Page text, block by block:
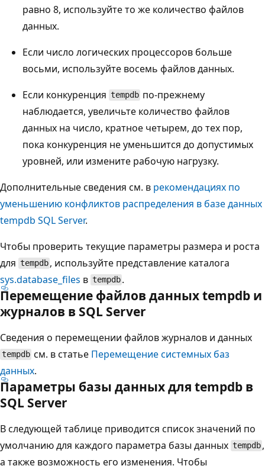
равно 8, используйте то же количество файлов
данных.
Если число логических процессоров больше
восьми, используйте восемь файлов данных.
Если конкуренция tempdb по-прежнему
наблюдается, увеличьте количество файлов
данных на число, кратное четырем, до тех пор,
пока конкуренция не уменьшится до допустимых
уровней, или измените рабочую нагрузку.
Дополнительные сведения см. в рекомендациях по
уменьшению конфликтов распределения в базе данных
tempdb SQL Server.
Чтобы проверить текущие параметры размера и роста
для tempdb , используйте представление каталога
sys.database_files в tempdb .
Перемещение файлов данных tempdb и
журналов в SQL Server
Сведения о перемещении файлов журналов и данных
tempdb см. в статье Перемещение системных баз
данных.
Параметры базы данных для tempdb в
SQL Server
В следующей таблице приводится список значений по
умолчанию для каждого параметра базы данных tempdb ,
а также возможность его изменения. Чтобы